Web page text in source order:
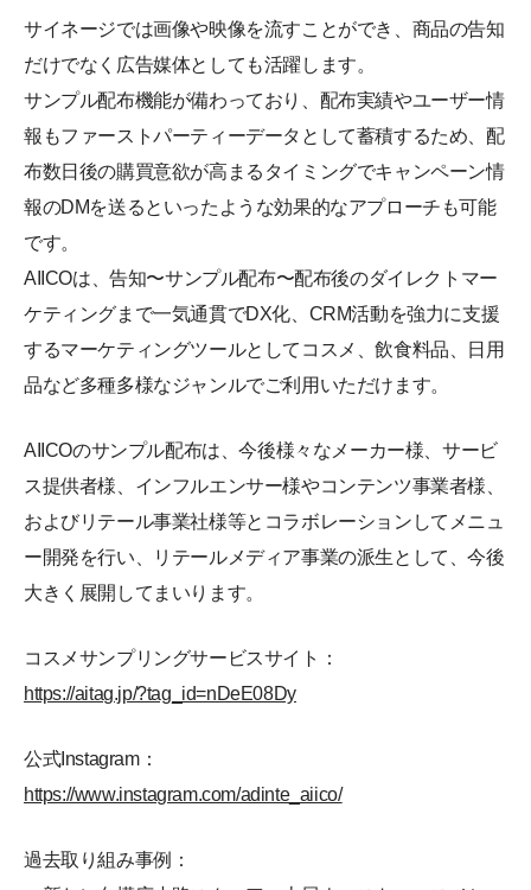
サイネージでは画像や映像を流すことができ、商品の告知
だけでなく広告媒体としても活躍します。
サンプル配布機能が備わっており、配布実績やユーザー情
報もファーストパーティーデータとして蓄積するため、配
布数日後の購買意欲が高まるタイミングでキャンペーン情
報のDMを送るといったような効果的なアプローチも可能
です。
AIICOは、告知〜サンプル配布〜配布後のダイレクトマー
ケティングまで一気通貫でDX化、CRM活動を強力に支援
するマーケティングツールとしてコスメ、飲食料品、日用
品など多種多様なジャンルでご利用いただけます。
AIICOのサンプル配布は、今後様々なメーカー様、サービ
ス提供者様、インフルエンサー様やコンテンツ事業者様、
およびリテール事業社様等とコラボレーションしてメニュ
ー開発を行い、リテールメディア事業の派生として、今後
大きく展開してまいります。
コスメサンプリングサービスサイト：
https://aitag.jp/?tag_id=nDeE08Dy
公式Instagram：
https://www.instagram.com/adinte_aiico/
過去取り組み事例：